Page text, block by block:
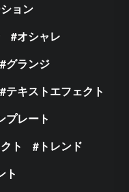
ョン
オシャレ
グランジ
テキストエフェクト
プレート
ト
トレンド
ト